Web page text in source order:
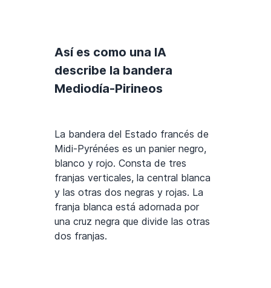
Así es como una IA
describe la bandera
Mediodía-Pirineos
La bandera del Estado francés de
Midi-Pyrénées es un panier negro,
blanco y rojo. Consta de tres
franjas verticales, la central blanca
y las otras dos negras y rojas. La
franja blanca está adornada por
una cruz negra que divide las otras
dos franjas.